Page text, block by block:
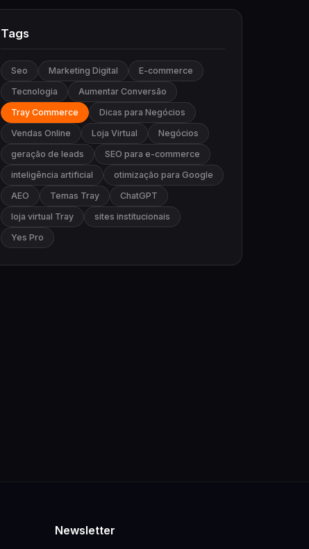
Tags
Seo Marketing Digital
E-commerce
Tecnologia
Aumentar Conversão
Tray Commerce
Dicas para Negócios
Vendas Online
Loja Virtual
Negócios
geração de leads
SEO para e-commerce
inteligência artificial
otimização para Google
AEO
Temas Tray
ChatGPT
loja virtual Tray
sites institucionais
Yes Pro
Newsletter